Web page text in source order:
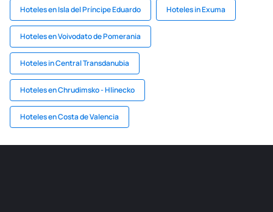
Hoteles en Isla del Príncipe Eduardo Hoteles in Exuma
Hoteles en Voivodato de Pomerania
Hoteles in Central Transdanubia
Hoteles en Chrudimsko - Hlinecko
Hoteles en Costa de Valencia